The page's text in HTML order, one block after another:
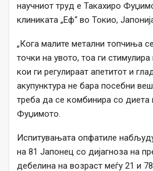
научниот труд е Такахиро
клиниката „Еф“ во Токио,
„Кога малите метални топчиња
точки на увото, тоа ги стимулира
кои ги регулираат апетитот и
акупунктура не бара посебни
треба да се комбинира со диета
Фуџимото.
Испитувањата опфатиле
на 81 Јапонец со дијагноза на
дебелина на возраст меѓу 21 и